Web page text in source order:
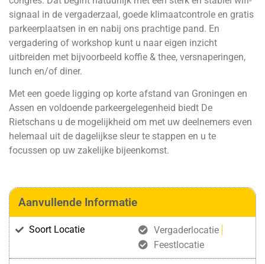
signaal in de vergaderzaal, goede klimaatcontrole en gratis
parkeerplaatsen in en nabij ons prachtige pand. En
vergadering of workshop kunt u naar eigen inzicht
uitbreiden met bijvoorbeeld koffie & thee, versnaperingen,
lunch en/of diner.
Met een goede ligging op korte afstand van Groningen en
Assen en voldoende parkeergelegenheid biedt De
Rietschans u de mogelijkheid om met uw deelnemers even
helemaal uit de dagelijkse sleur te stappen en u te
focussen op uw zakelijke bijeenkomst.
Aanvullende Informatie
Soort Locatie
Vergaderlocatie
Feestlocatie